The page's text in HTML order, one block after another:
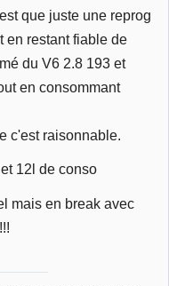
que juste une reprog
en restant fiable de
du V6 2.8 193 et
en consommant
c'est raisonnable.
12l de conso
mais en break avec